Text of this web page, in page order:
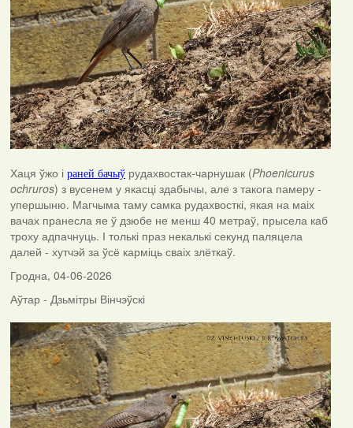
Хаця ўжо і раней бачыўрудахвостак-чарнушак (Phoenicurus
ochruros) з вусенем у якасці здабычы, але з такога памеру -
упершыню. Магчыма таму самка рудахвосткі, якая на маіх
вачах пранесла яе ў дзюбе не менш 40 метраў, прысела каб
троху адпачнуць. І толькі праз некалькі секунд паляцела
далей - хутчэй за ўсё карміць сваіх злёткаў.
Гродна, 04-06-2026
Аўтар - Дзьмітры Вінчэўскі